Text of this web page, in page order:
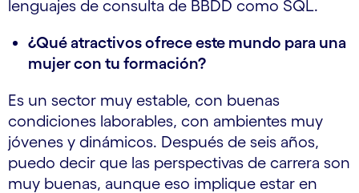
lenguajes de consulta de BBDD como SQL.
¿Qué atractivos ofrece este mundo para una
mujer con tu formación?
Es un sector muy estable, con buenas
condiciones laborables, con ambientes muy
jóvenes y dinámicos. Después de seis años,
puedo decir que las perspectivas de carrera son
muy buenas, aunque eso implique estar en